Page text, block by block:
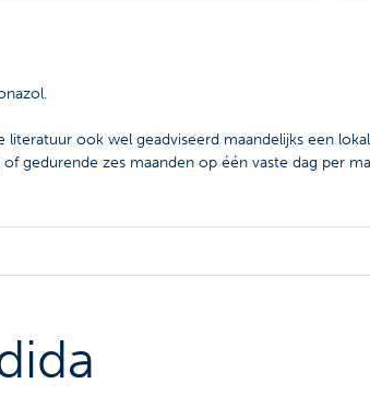
ook wel geadviseerd maandelijks een
gedurende zes maanden op één vaste dag per